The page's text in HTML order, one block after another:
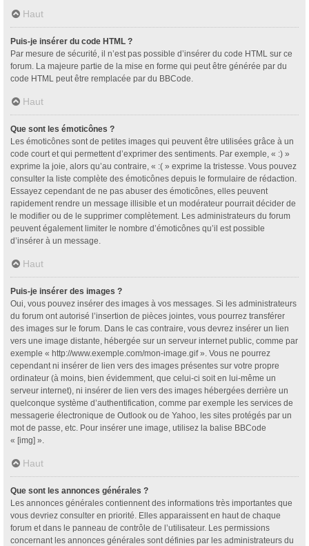
Haut
Puis-je insérer du code HTML ?
Par mesure de sécurité, il n’est pas possible d’insérer du code HTML sur ce
forum. La majeure partie de la mise en forme qui peut être générée par du
code HTML peut être remplacée par du BBCode.
Haut
Que sont les émoticônes ?
Les émoticônes sont de petites images qui peuvent être utilisées grâce à un
code court et qui permettent d’exprimer des sentiments. Par exemple, « :) »
exprime la joie, alors qu’au contraire, « :( » exprime la tristesse. Vous pouvez
consulter la liste complète des émoticônes depuis le formulaire de rédaction.
Essayez cependant de ne pas abuser des émoticônes, elles peuvent
rapidement rendre un message illisible et un modérateur pourrait décider de
le modifier ou de le supprimer complètement. Les administrateurs du forum
peuvent également limiter le nombre d’émoticônes qu’il est possible
d’insérer à un message.
Haut
Puis-je insérer des images ?
Oui, vous pouvez insérer des images à vos messages. Si les administrateurs
du forum ont autorisé l’insertion de pièces jointes, vous pourrez transférer
des images sur le forum. Dans le cas contraire, vous devrez insérer un lien
vers une image distante, hébergée sur un serveur internet public, comme par
exemple « http://www.exemple.com/mon-image.gif ». Vous ne pourrez
cependant ni insérer de lien vers des images présentes sur votre propre
ordinateur (à moins, bien évidemment, que celui-ci soit en lui-même un
serveur internet), ni insérer de lien vers des images hébergées derrière un
quelconque système d’authentification, comme par exemple les services de
messagerie électronique de Outlook ou de Yahoo, les sites protégés par un
mot de passe, etc. Pour insérer une image, utilisez la balise BBCode
« [img] ».
Haut
Que sont les annonces générales ?
Les annonces générales contiennent des informations très importantes que
vous devriez consulter en priorité. Elles apparaissent en haut de chaque
forum et dans le panneau de contrôle de l’utilisateur. Les permissions
concernant les annonces générales sont définies par les administrateurs du